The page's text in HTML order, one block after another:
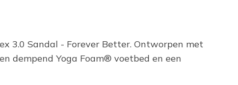
3.0 Sandal - Forever Better. Ontworpen met
dempend Yoga Foam® voetbed en een